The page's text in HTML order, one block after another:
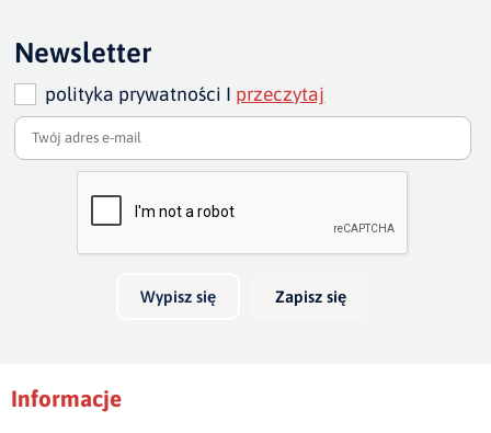
Dodaj opinię o produkcie
Twoja ocena
Bardzo dobry
Twoja opinia o produkcie
Newsletter
polityka prywatności I przeczytaj
Wypisz się Zapisz się
Informacje